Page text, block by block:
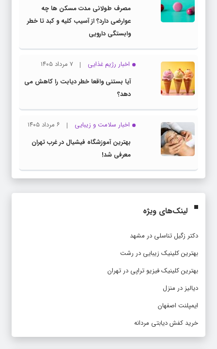
مصرف طولانی مدت مسکن ها چه
عوارضی دارد؟ از آسیب کلیه و کبد تا خطر
وابستگی دارویی
اخبار رژیم غذایی
۷ مرداد ۱۴۰۵
آیا بستنی واقعا خطر دیابت را کاهش می
دهد؟
اخبار سلامت و زیبایی
۶ مرداد ۱۴۰۵
بهترین آموزشگاه فیشیال در غرب تهران
معرفی شد!
لینک‌های ویژه
دکتر زگیل تناسلی در مشهد
بهترین کلینیک زیبایی در رشت
بهترین کلینیک فیزیو تراپی در تهران
دیالیز در منزل
ایمپلنت اصفهان
خرید کفش دیابتی مردانه